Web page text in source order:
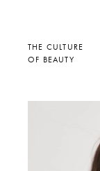
THE CULTURE
OF BEAUTY